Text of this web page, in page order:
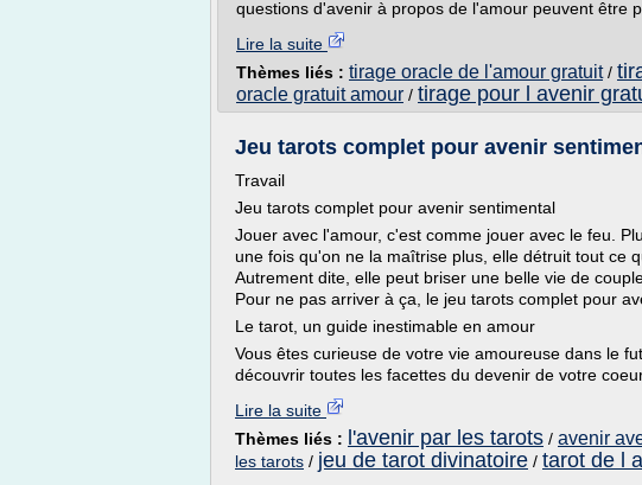
questions d'avenir à propos de l'amour peuvent être
Lire la suite
Thèmes liés : tirage oracle de l'amour gratuit/
oracle gratuit amour / tirage pour l avenir
Jeu tarots complet pour avenir
Travail
Jeu tarots complet pour avenir sentimental
Jouer avec l'amour, c'est comme jouer avec le feu.
une fois qu'on ne la maîtrise plus, elle détruit tout ce
Autrement dite, elle peut briser une belle vie de
Pour ne pas arriver à ça, le jeu tarots complet pour
Le tarot, un guide inestimable en amour
Vous êtes curieuse de votre vie amoureuse dans le
découvrir toutes les facettes du devenir de votre
Lire la suite
Thèmes liés :
l'avenir par les tarots / avenir
les tarots / jeu de tarot divinatoire / tarot de l